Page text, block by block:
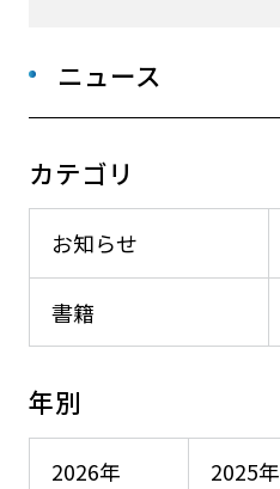
ニュース
カテゴリ
お知らせ
書籍
年別
2026年 2025年